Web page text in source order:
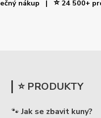
nákup | ⭐24 500+
⭐ PRODUKTY
🐾Jak se zbavit kuny?